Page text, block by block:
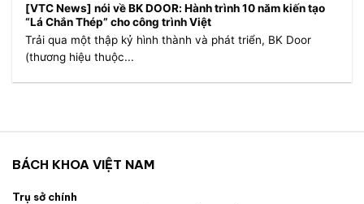
[VTC News] nói về BK DOOR: Hành trình 10 năm kiến tạo
“Lá Chắn Thép” cho công trình Việt
Trải qua một thập kỷ hình thành và phát triển, BK Door
(thương hiệu thuộc...
BÁCH KHOA VIỆT NAM
Trụ sở chính